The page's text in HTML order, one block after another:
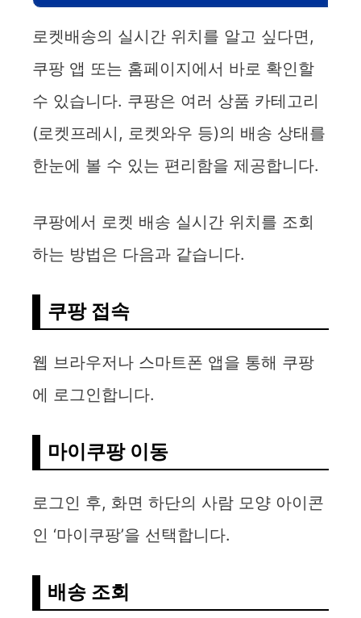
d
e
o
로켓배송의 실시간 위치를 알고 싶다면,
쿠팡 앱 또는 홈페이지에서 바로 확인할
수 있습니다. 쿠팡은 여러 상품 카테고리
(로켓프레시, 로켓와우 등)의 배송 상태를
한눈에 볼 수 있는 편리함을 제공합니다.
쿠팡에서 로켓 배송 실시간 위치를 조회
하는 방법은 다음과 같습니다.
쿠팡 접속
웹 브라우저나 스마트폰 앱을 통해 쿠팡
에 로그인합니다.
마이쿠팡 이동
로그인 후, 화면 하단의 사람 모양 아이콘
인 ‘마이쿠팡’을 선택합니다.
배송 조회